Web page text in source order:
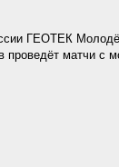
ГЕОТЕК
проведёт матчи